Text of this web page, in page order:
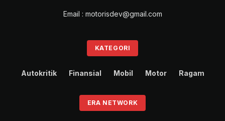
Email : motorisdev@gmail.com
KATEGORI
Autokritik Finansial Mobil Motor Ragam
ERA NETWORK